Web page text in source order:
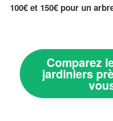
100€ et 150€ pour un
Comparez
jardiniers